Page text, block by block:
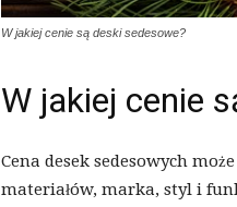
W jakiej cenie są deski sedesowe?
W jakiej cenie
Cena desek sedesowych
materiałów, marka, styl i